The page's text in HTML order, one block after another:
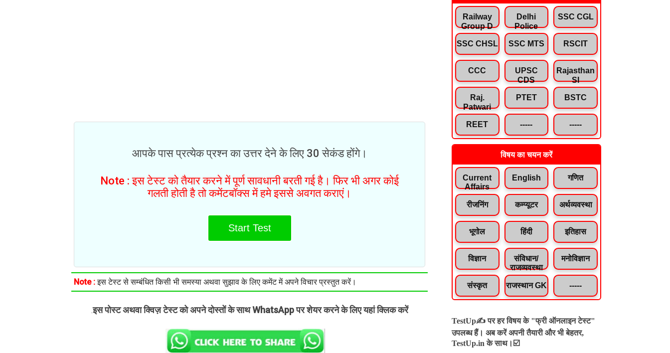
आपके पास प्रत्येक प्रश्न का उत्तर देने के लिए 30 सेकंड होंगे।
Note : इस टेस्ट को तैयार करने में पूर्ण सावधानी बरती गई है। फिर भी अगर कोई
गलती होती है तो कमेंटबॉक्स में हमे इससे अवगत कराएं।
Start Test
Note :इस टेस्ट से सम्बंधित किसी भी समस्या अथवा सुझाव के लिए कमेंट में अपने विचार प्रस्तुत करें।
.इस पोस्ट अथवा क्विज़ टेस्ट को अपने दोस्तों के साथ WhatsApp पर शेयर करने के लिए यहां क्लिक करें
Railway
Group D
Delhi
Police
SSC CGL
SSC CHSL SSC MTS RSCIT
CCC
UPSC
CDS
Rajasthan
SI
Raj.
Patwari
PTET BSTC
REET ----- -----
विषय का चयन करें
Current
Affairs
English गणित
रीजनिंग कम्प्यूटर अर्थव्यवस्था
भूगोल हिंदी इतिहास
विज्ञान
संविधान/
राजव्यवस्था
मनोविज्ञान
संस्कृत राजस्थान GK -----
TestUp✍️ पर हर विषय के "फ्री ऑनलाइन टेस्ट"
उपलब्ध हैं। अब करें अपनी तैयारी और भी बेहतर,
TestUp.in के साथ।☑️